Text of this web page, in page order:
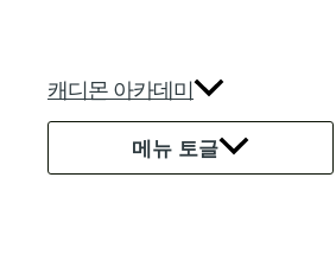
캐디몬 아카데미
메뉴 토글